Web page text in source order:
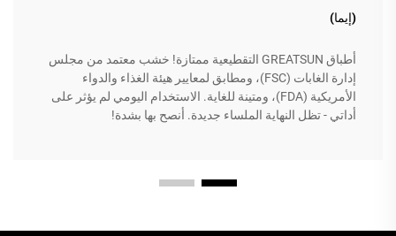
(إيما)
أطباق GREATSUN التقطيعية ممتازة! خشب معتمد من مجلس
إدارة الغابات (FSC)، ومطابق لمعايير هيئة الغذاء والدواء
الأمريكية (FDA)، ومتينة للغاية. الاستخدام اليومي لم يؤثر على
أداتي - تظل النهاية الملساء جديدة. أنصح بها بشدة!